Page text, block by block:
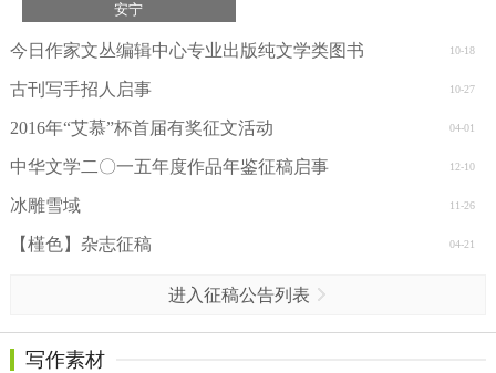
安宁
10-18
今日作家文丛编辑中心专业出版纯文学类图书
10-27
古刊写手招人启事
04-01
2016年“艾慕”杯首届有奖征文活动
12-10
中华文学二〇一五年度作品年鉴征稿启事
11-26
冰雕雪域
04-21
【槿色】杂志征稿
进入征稿公告列表
写作素材